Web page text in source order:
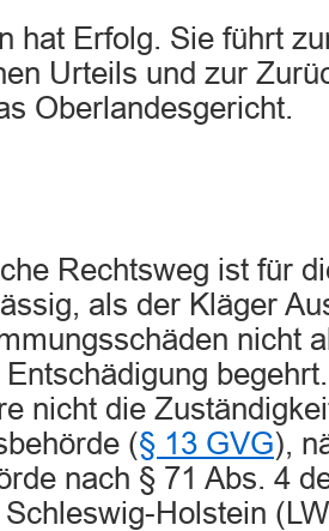
hat Erfolg. Sie führt
Urteils und zur
Oberlandesgericht.
Rechtsweg ist für
als der Kläger
nicht
nicht die
(§ 13 GVG),
nach § 71 Abs. 4
Holstein